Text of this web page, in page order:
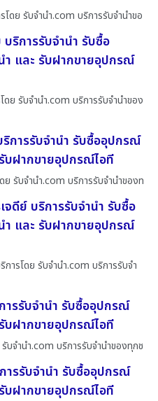
ดย รับจํานํา.com บริการรับจำนำขอ
ริการรับจำนำ รับซื้อ
และ รับฝากขายอุปกรณ์
ดย รับจํานํา.com บริการรับจำนำของ
การรับจำนำ รับซื้ออุปกรณ์
บฝากขายอุปกรณ์ไอที
รับจํานํา.com บริการรับจำนำของท
ดีย์ บริการรับจำนำ รับซื้อ
และ รับฝากขายอุปกรณ์
ารโดย รับจํานํา.com บริการรับจำ
รรับจำนำ รับซื้ออุปกรณ์
บฝากขายอุปกรณ์ไอที
บจํานํา.com บริการรับจำนำของทุกช
รรับจำนำ รับซื้ออุปกรณ์
บฝากขายอุปกรณ์ไอที